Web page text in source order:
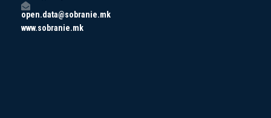
open.data@sobranie.mk
www.sobranie.mk